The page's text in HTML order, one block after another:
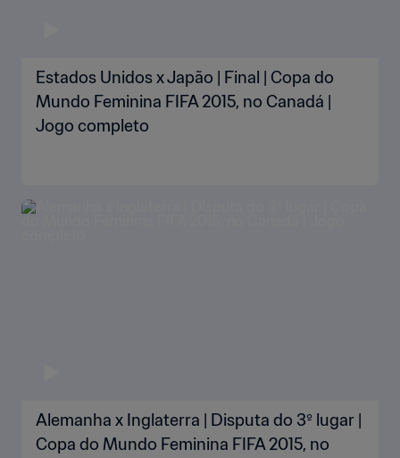
Estados Unidos x Japão | Final | Copa do
Mundo Feminina FIFA 2015, no Canadá |
Jogo completo
Alemanha x Inglaterra | Disputa do 3º lugar |
Copa do Mundo Feminina FIFA 2015, no